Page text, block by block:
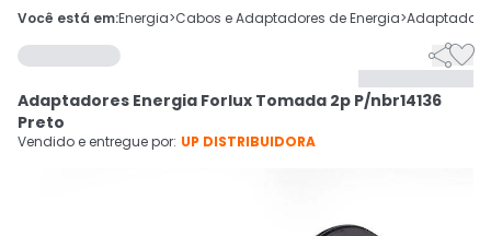
 Olá. Acesse sua conta
 Departamentos
Cupons
CADASTRE-SE
Você está em:Energia>Cabos e Adaptadores de Energia>

Adaptadores Energia Forlux Tomada 2p P/nbr14136
Preto
Vendido e entregue por: UP DISTRIBUIDORA